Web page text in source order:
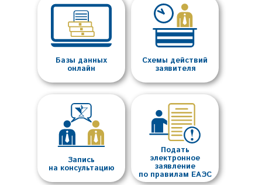
Базы данных
онлайн
Схемы действий
заявителя
Запись
на консультацию
Подать
электронное
заявление
по правилам ЕАЭС